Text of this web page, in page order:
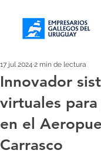
Innovador
virtuales para
en el
Carrasco
17 jul 2024 2 min de lectura